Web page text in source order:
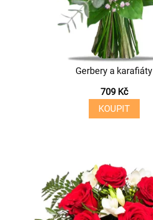
Gerbery a karafiáty
709 Kč
KOUPIT